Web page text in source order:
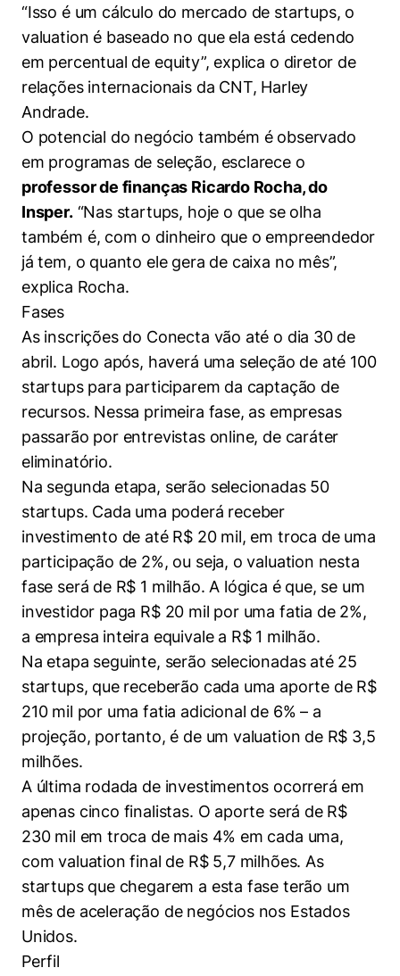
“Isso é um cálculo do mercado de startups, o
valuation é baseado no que ela está cedendo
em percentual de equity”, explica o diretor de
relações internacionais da CNT, Harley
Andrade.
O potencial do negócio também é observado
em programas de seleção, esclarece o
professor de finanças Ricardo Rocha, do
Insper.“Nas startups, hoje o que se olha
também é, com o dinheiro que o empreendedor
já tem, o quanto ele gera de caixa no mês”,
explica Rocha.
Fases
As inscrições do Conecta vão até o dia 30 de
abril. Logo após, haverá uma seleção de até 100
startups para participarem da captação de
recursos. Nessa primeira fase, as empresas
passarão por entrevistas online, de caráter
eliminatório.
Na segunda etapa, serão selecionadas 50
startups. Cada uma poderá receber
investimento de até R$ 20 mil, em troca de uma
participação de 2%, ou seja, o valuation nesta
fase será de R$ 1 milhão. A lógica é que, se um
investidor paga R$ 20 mil por uma fatia de 2%,
a empresa inteira equivale a R$ 1 milhão.
Na etapa seguinte, serão selecionadas até 25
startups, que receberão cada uma aporte de R$
210 mil por uma fatia adicional de 6% – a
projeção, portanto, é de um valuation de R$ 3,5
milhões.
A última rodada de investimentos ocorrerá em
apenas cinco finalistas. O aporte será de R$
230 mil em troca de mais 4% em cada uma,
com valuation final de R$ 5,7 milhões. As
startups que chegarem a esta fase terão um
mês de aceleração de negócios nos Estados
Unidos.
Perfil
Cookies estritamente necessários
Cookies de preferências de usuário